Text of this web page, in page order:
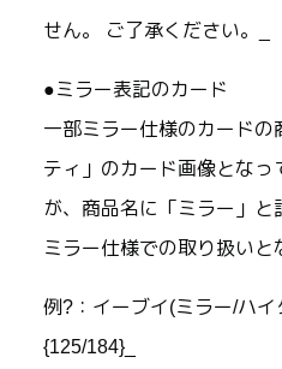
せん。 ご了承ください。_
●ミラー表記のカード
一部ミラー仕様のカードの
ティ」のカード画像となっ
が、商品名に「ミラー」
ミラー仕様での取り扱いと
例?：イーブイ(ミラー/ハイ
{125/184}_